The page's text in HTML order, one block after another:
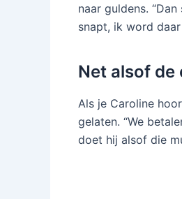
naar guldens.
snapt, ik word
Net alsof de
Als je Caroline
gelaten. “We
doet hij alsof die